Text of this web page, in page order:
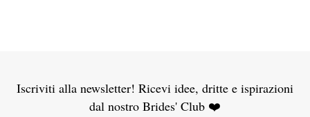
Iscriviti alla newsletter! Ricevi idee, dritte e ispirazioni
dal nostro Brides' Club ❤️